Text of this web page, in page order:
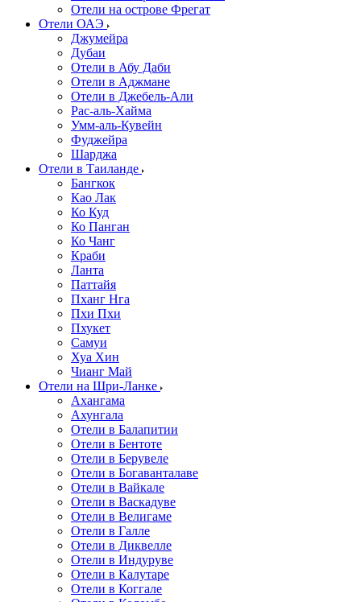
Отели на острове Фрегат
Отели ОАЭ
Джумейра
Дубаи
Отели в Абу Даби
Отели в Аджмане
Отели в Джебель-Али
Рас-аль-Хайма
Умм-аль-Кувейн
Фуджейра
Шарджа
Отели в Таиланде
Бангкок
Као Лак
Ко Куд
Ко Панган
Ко Чанг
Краби
Ланта
Паттайя
Пханг Нга
Пхи Пхи
Пхукет
Самуи
Хуа Хин
Чианг Май
Отели на Шри-Ланке
Ахангама
Ахунгала
Отели в Балапитии
Отели в Бентоте
Отели в Берувеле
Отели в Богаванталаве
Отели в Вайкале
Отели в Васкадуве
Отели в Велигаме
Отели в Галле
Отели в Диквелле
Отели в Индуруве
Отели в Калутаре
Отели в Коггале